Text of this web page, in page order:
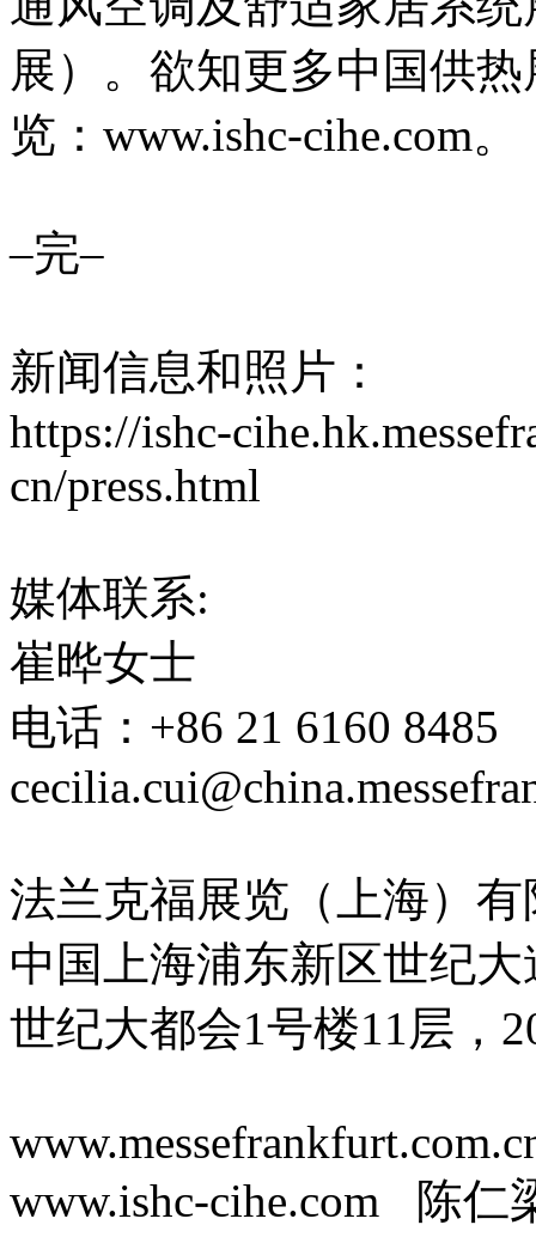
展）。欲知更多中国供
览：www.ishc-cihe.com。
–完–
新闻信息和照片：
https://ishc-
cn/press.html
媒体联系:
崔晔女士
电话：+86 21 6160 8485
法兰克福展览（上海）有
中国上海浦东新区世纪大
世纪大都会1号楼11层，
www.ishc-cihe.com
陈仁